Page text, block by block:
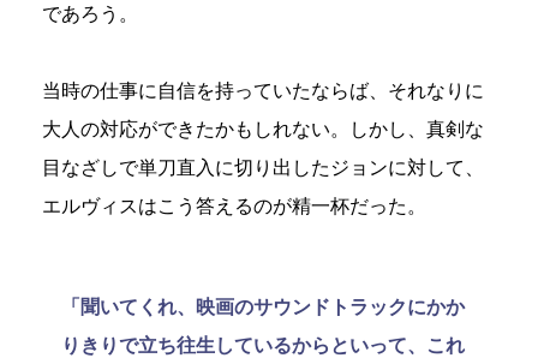
であろう。
当時の仕事に自信を持っていたならば、それなりに
大人の対応ができたかもしれない。しかし、真剣な
目なざしで単刀直入に切り出したジョンに対して、
エルヴィスはこう答えるのが精一杯だった。
「聞いてくれ、映画のサウンドトラックにかか
りきりで立ち往生しているからといって、これ